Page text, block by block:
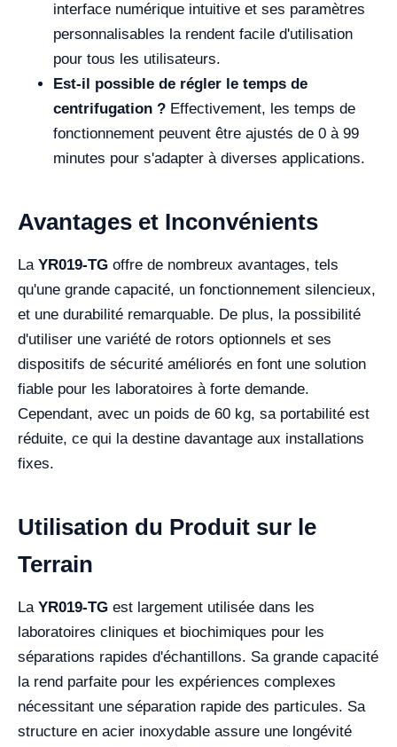
interface numérique intuitive et ses paramètres
personnalisables la rendent facile d'utilisation
pour tous les utilisateurs.
Est-il possible de régler le temps de
centrifugation ? Effectivement, les temps de
fonctionnement peuvent être ajustés de 0 à 99
minutes pour s'adapter à diverses applications.
Avantages et Inconvénients
La YR019-TG offre de nombreux avantages, tels
qu'une grande capacité, un fonctionnement silencieux,
et une durabilité remarquable. De plus, la possibilité
d'utiliser une variété de rotors optionnels et ses
dispositifs de sécurité améliorés en font une solution
fiable pour les laboratoires à forte demande.
Cependant, avec un poids de 60 kg, sa portabilité est
réduite, ce qui la destine davantage aux installations
fixes.
Utilisation du Produit sur le
Terrain
La YR019-TG est largement utilisée dans les
laboratoires cliniques et biochimiques pour les
séparations rapides d'échantillons. Sa grande capacité
la rend parfaite pour les expériences complexes
nécessitant une séparation rapide des particules. Sa
structure en acier inoxydable assure une longévité